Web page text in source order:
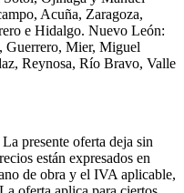
Acuña, Zaragoza,
e Hidalgo. Nuevo León:
Guerrero, Mier, Miguel
Reynosa, Río Bravo, Valle
presente oferta deja sin
están expresados en
de obra y el IVA aplicable,